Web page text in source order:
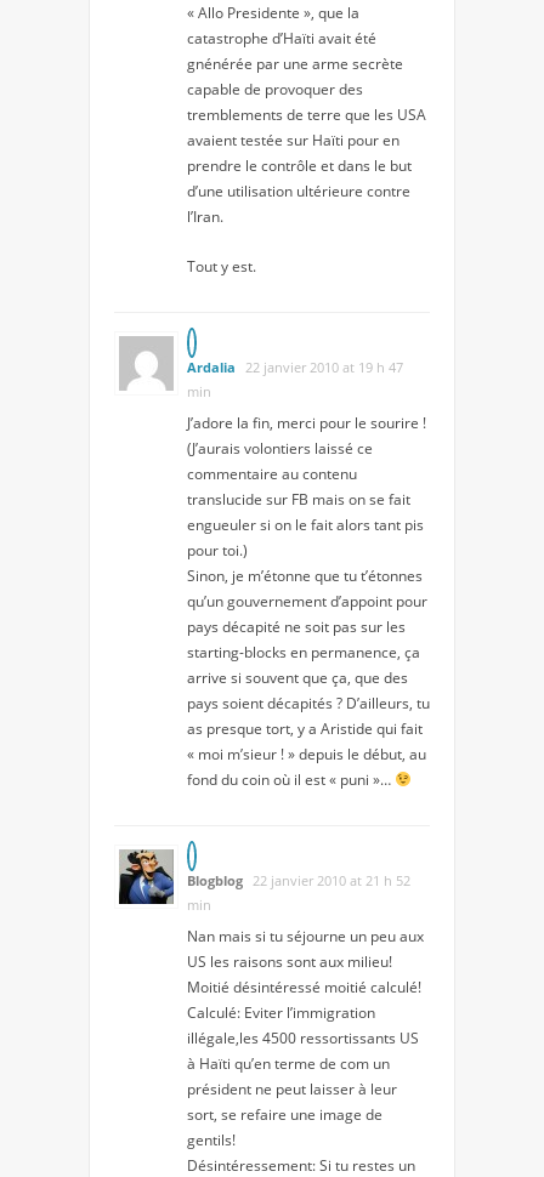
« Allo Presidente », que la
catastrophe d’Haïti avait été
gnénérée par une arme secrète
capable de provoquer des
tremblements de terre que les USA
avaient testée sur Haïti pour en
prendre le contrôle et dans le but
d’une utilisation ultérieure contre
l’Iran.
Tout y est.
Ardalia
22 janvier 2010 at 19 h 47
min
J’adore la fin, merci pour le sourire !
(J’aurais volontiers laissé ce
commentaire au contenu
translucide sur FB mais on se fait
engueuler si on le fait alors tant pis
pour toi.)
Sinon, je m’étonne que tu t’étonnes
qu’un gouvernement d’appoint pour
pays décapité ne soit pas sur les
starting-blocks en permanence, ça
arrive si souvent que ça, que des
pays soient décapités ? D’ailleurs, tu
as presque tort, y a Aristide qui fait
« moi m’sieur ! » depuis le début, au
fond du coin où il est « puni »…
Blogblog 22 janvier 2010 at 21 h 52
min
Nan mais si tu séjourne un peu aux
US les raisons sont aux milieu!
Moitié désintéressé moitié calculé!
Calculé: Eviter l’immigration
illégale,les 4500 ressortissants US
à Haïti qu’en terme de com un
président ne peut laisser à leur
sort, se refaire une image de
gentils!
Désintéressement: Si tu restes un